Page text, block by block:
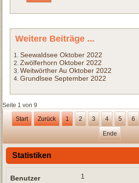
Weitere Beiträge ...
Seewaldsee Oktober 2022
Zwölferhorn Oktober 2022
Weitwörther Au Oktober 2022
Grundlsee September 2022
Seite 1 von 9
Start
Zurück 1 2 3 4 5 6
Ende
Statistiken
Benutzer
1